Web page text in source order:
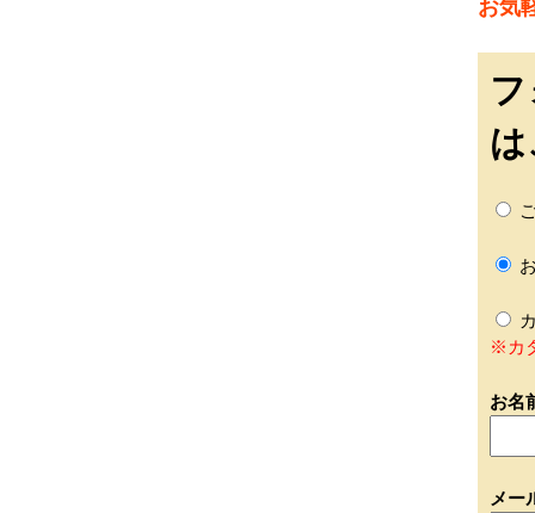
お気
※カ
お名
メー